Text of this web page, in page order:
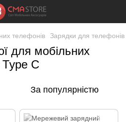
телефонів Зарядки для телефонів
для мобільних
C
За популярністю